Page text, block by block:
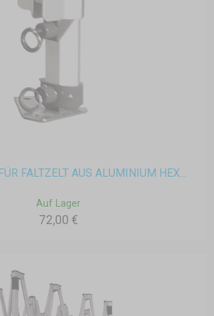
FALTZELT AUS ALUMINIUM HEX...
Auf Lager
72,00 €